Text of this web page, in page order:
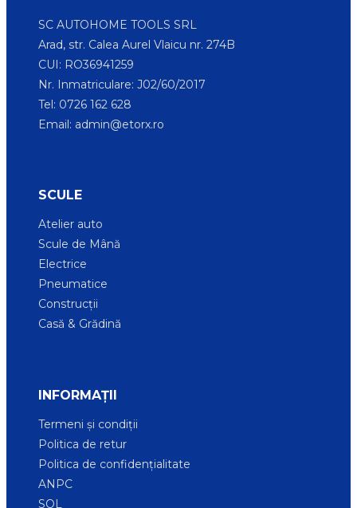
SC AUTOHOME TOOLS SRL
Arad, str. Calea Aurel Vlaicu nr. 274B
CUI: RO36941259
Nr. Inmatriculare: J02/60/2017
Tel: 0726 162 628
Email: admin@etorx.ro
SCULE
Atelier auto
Scule de Mână
Electrice
Pneumatice
Construcții
Casă & Grădină
INFORMAȚII
Termeni și condiții
Politica de retur
Politica de confidențialitate
ANPC
SOL